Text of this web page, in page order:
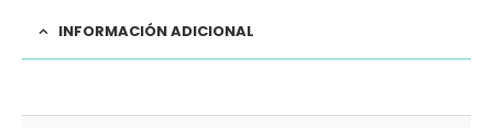
INFORMACIÓN ADICIONAL